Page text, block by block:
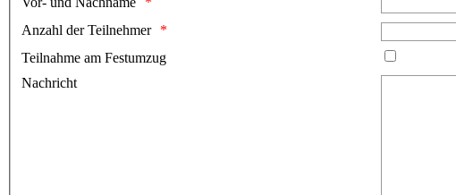
Anzahl der Teilnehmer
Teilnahme am Festumzug
Nachricht